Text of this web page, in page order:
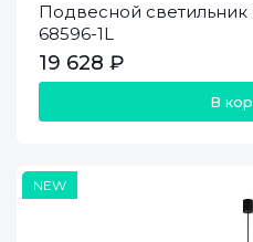
Подвесной
68596-1L
19 628 ₽
В
NEW